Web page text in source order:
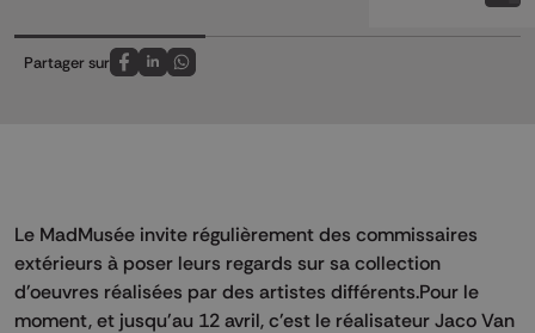
Partager sur
Partagez sur FaceBook
Partagez sur LinkedIn
Partagez sur Whatsapp
Le MadMusée invite régulièrement des commissaires
extérieurs à poser leurs regards sur sa collection
d'oeuvres réalisées par des artistes différents.Pour le
moment, et jusqu'au 12 avril, c'est le réalisateur Jaco Van